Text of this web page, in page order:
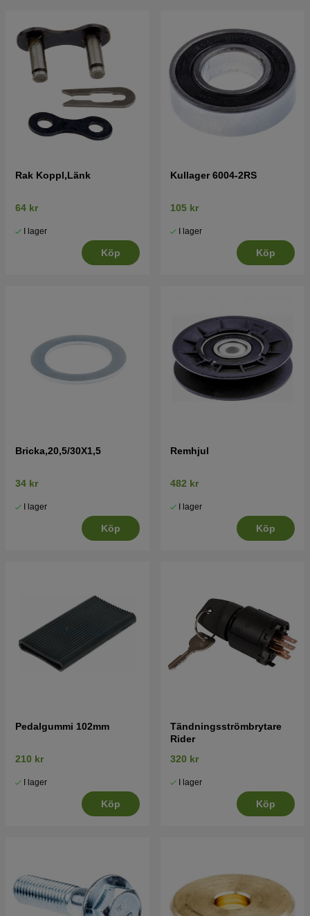
Rak Koppl,Länk
64 kr
I lager
Köp
Kullager 6004-2RS
105 kr
I lager
Köp
Bricka,20,5/30X1,5
34 kr
I lager
Köp
Remhjul
482 kr
I lager
Köp
Pedalgummi 102mm
210 kr
I lager
Köp
Tändningsströmbrytare
Rider
320 kr
I lager
Köp